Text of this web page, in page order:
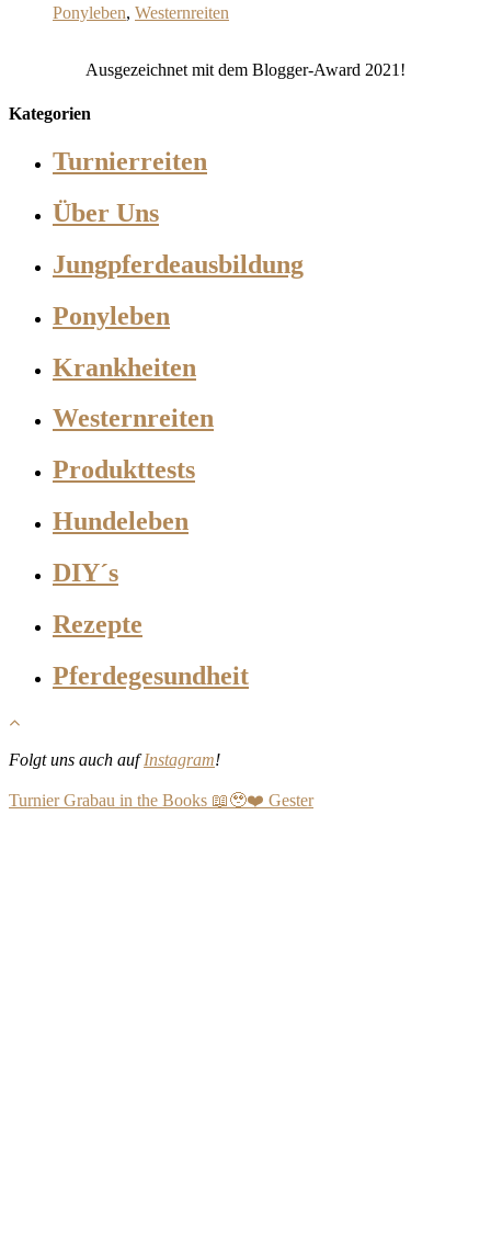
Ponyleben, Westernreiten
Ausgezeichnet mit dem Blogger-Award 2021!
Kategorien
Turnierreiten
Über Uns
Jungpferdeausbildung
Ponyleben
Krankheiten
Westernreiten
Produkttests
Hundeleben
DIY´s
Rezepte
Pferdegesundheit
Folgt uns auch aufInstagram!
Turnier Grabau in the Books 📖🥹❤️ Gester